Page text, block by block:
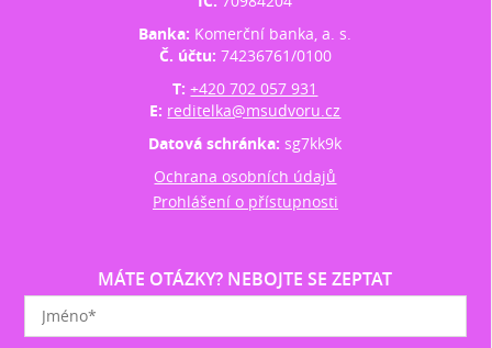
Banka: Komerční banka, a. s.
Č. účtu: 74236761/0100
T:+420 702 057 931
E: reditelka@msudvoru.cz
Datová schránka:sg7kk9k
Ochrana osobních údajů
Prohlášení o přístupnosti
MÁTE OTÁZKY? NEBOJTE SE ZEPTAT